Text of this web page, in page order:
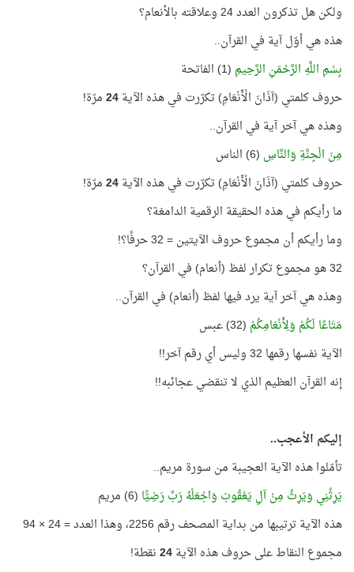
ولكن هل تذكرون العدد 24 وعلاقته بالأنعام؟
هذه هي أوّل آية في القرآن..
بِسْمِ اللَّهِ الرَّحْمَنِ الرَّحِيمِ (1) الفاتحة
حروف كلمتي (آذَانَ الْأَنْعَامِ) تكرّرت في هذه الآية24مرّة!
وهذه هي آخر آية في القرآن..
مِنَ الْجِنَّةِ وَالنَّاسِ (6) الناس
حروف كلمتي (آذَانَ الْأَنْعَامِ) تكرّرت في هذه الآية24مرّة!
ما رأيكم في هذه الحقيقة الرقمية الدامغة؟
وما رأيكم أن مجموع حروف الآيتين = 32 حرفًا؟!
32 هو مجموع تكرار لفظ (أنعام) في القرآن؟
وهذه هي آخر آية يرد فيها لفظ (أنعام) في القرآن..
مَتَاعًا لَكُمْ وَلِأَنْعَامِكُمْ (32) عبس
الآية نفسها رقمها 32 وليس أي رقم آخر!!
إنه القرآن العظيم الذي لا تنقضي عجائبه!!
إليكم الأعجب..
تأمّلوا هذه الآية العجيبة من سورة مريم..
يَرِثُنِي وَيَرِثُ مِنْ آلِ يَعْقُوبَ وَاجْعَلْهُ رَبِّ رَضِيًّا (6) مريم
هذه الآية ترتيبها من بداية المصحف رقم 2256، وهذا العدد = 24 × 94
مجموع النقاط على حروف هذه الآية24نقطة!